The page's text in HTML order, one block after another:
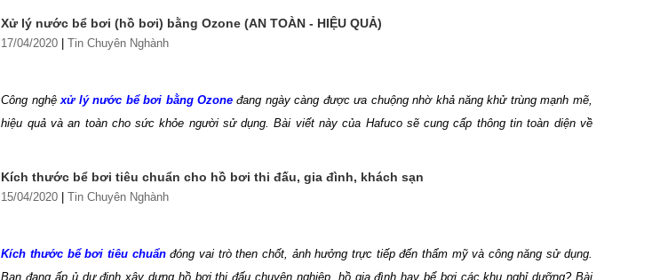
độ bền và tính năng trong bài viết này. Khám phá ngay.
Xử lý nước bể bơi (hồ bơi) bằng Ozone (AN TOÀN - HIỆU QUẢ)
17/04/2020 |Tin Chuyên Nghành
Công nghệxử lý nước bể bơi bằng Ozone đang ngày càng được ưa chuộng nhờ khả năng khử trùng mạnh mẽ,
hiệu quả và an toàn cho sức khỏe người sử dụng. Bài viết này của Hafuco sẽ cung cấp thông tin toàn diện về
bảo bể bơi của bạn luôn sạch và an toàn. Tìm hiểu ngay thông tin dưới đây.
Kích thước bể bơi tiêu chuẩn cho hồ bơi thi đấu, gia đình, khách sạn
15/04/2020 |Tin Chuyên Nghành
Kích thước bể bơi tiêu chuẩnđóng vai trò then chốt, ảnh hưởng trực tiếp đến thẩm mỹ và công năng sử dụng.
Bạn đang ấp ủ dự định xây dựng hồ bơi thi đấu chuyên nghiệp, hồ gia đình hay bể bơi các khu nghỉ dưỡng? Bài